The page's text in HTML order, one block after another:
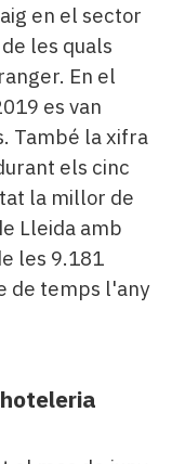
en el sector
les quals
En el
es van
També la xifra
els cinc
la millor de
Lleida amb
les 9.181
de temps l'any